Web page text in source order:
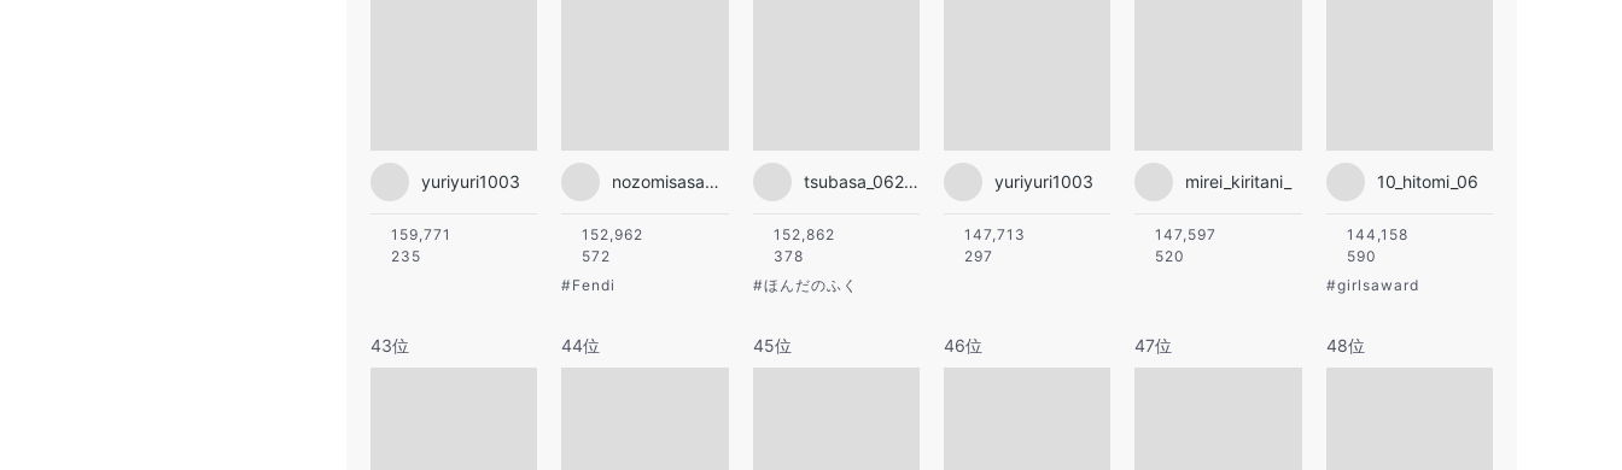
yuriyuri1003
159,771
235
nozomisasaki_official
152,962
572
#Fendi
tsubasa_0627official
152,862
378
#ほんだのふく
yuriyuri1003
147,713
297
mirei_kiritani_
147,597
520
10_hitomi_06
144,158
590
#girlsaward
43位 44位 45位 46位 47位 48位